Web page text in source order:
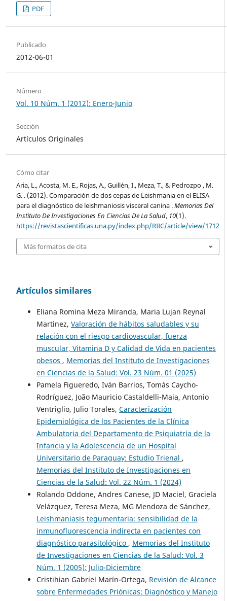
PDF
Publicado
2012-06-01
Número
Vol. 10 Núm. 1 (2012): Enero-Junio
Sección
Artículos Originales
Cómo citar
Aria, L., Acosta, M. E., Rojas, A., Guillén, I., Meza, T., & Pedrozpo , M.
G. . (2012). Comparación de dos cepas de Leishmania en el ELISA
para el diagnóstico de leishmaniosis visceral canina .Memorias Del
Instituto De Investigaciones En Ciencias De La Salud, 10(1).
https://revistascientificas.una.py/index.php/RIIC/article/view/1712
Más formatos de cita
Artículos similares
Eliana Romina Meza Miranda, Maria Lujan Reynal
Martinez, Valoración de hábitos saludables y su
relación con el riesgo cardiovascular, fuerza
muscular, Vitamina D y Calidad de Vida en pacientes
obesos , Memorias del Instituto de Investigaciones
en Ciencias de la Salud: Vol. 23 Núm. 01 (2025)
Pamela Figueredo, Iván Barrios, Tomás Caycho-
Rodríguez, João Mauricio Castaldelli-Maia, Antonio
Ventriglio, Julio Torales, Caracterización
Epidemiológica de los Pacientes de la Clínica
Ambulatoria del Departamento de Psiquiatría de la
Infancia y la Adolescencia de un Hospital
Universitario de Paraguay: Estudio Trienal ,
Memorias del Instituto de Investigaciones en
Ciencias de la Salud: Vol. 22 Núm. 1 (2024)
Rolando Oddone, Andres Canese, JD Maciel, Graciela
Velázquez, Teresa Meza, MG Mendoza de Sánchez,
Leishmaniasis tegumentaria: sensibilidad de la
inmunofluorescencia indirecta en pacientes con
diagnóstico parasitológico , Memorias del Instituto
de Investigaciones en Ciencias de la Salud: Vol. 3
Núm. 1 (2005): Julio-Diciembre
Cristihian Gabriel Marín-Ortega, Revisión de Alcance
sobre Enfermedades Priónicas: Diagnóstico y Manejo